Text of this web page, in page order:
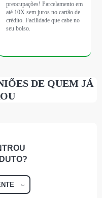
preocupações! Parcelamento em
até 10X sem juros no cartão de
crédito. Facilidade que cabe no
seu bolso.
DE QUEM JÁ